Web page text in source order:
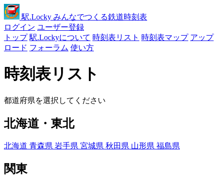
駅.Locky みんなでつくる鉄道時刻表
ログイン ユーザー登録
トップ 駅.Lockyについて 時刻表リスト 時刻表マップ アップ
ロード フォーラム 使い方
時刻表リスト
都道府県を選択してください
北海道・東北
北海道 青森県 岩手県 宮城県 秋田県 山形県 福島県
関東